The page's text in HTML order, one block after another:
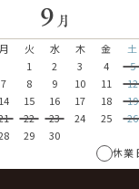
9 月
月 火 水 木 金
土
1
2 3 4
5
7 8 9 10 11
12
14 15 16 17 18
19
22 23 24 25
26
29
30
休業